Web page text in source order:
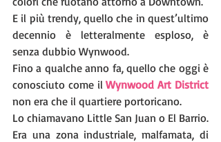
E il più trendy, quello che in quest’ultimo
decennio è letteralmente esploso, è
senza dubbio Wynwood.
Fino a qualche anno fa, quello che oggi è
conosciuto come il
non era che il quartiere portoricano.
Lo chiamavano Little San Juan o El Barrio.
Era una zona industriale, malfamata, di